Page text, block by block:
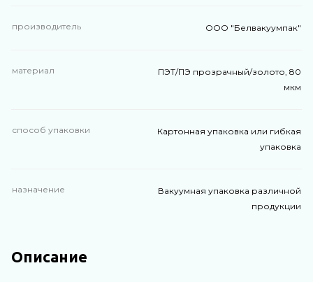
производитель ООО "Белвакуумпак"
материал
ПЭТ/ПЭ прозрачный/золото, 80
мкм
способ упаковки
Картонная упаковка или гибкая
упаковка
назначение
Вакуумная упаковка различной
продукции
Описание